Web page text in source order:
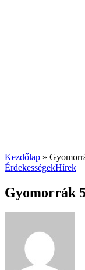
Kezdőlap »
ÉrdekességekHírek
Gyomorrák